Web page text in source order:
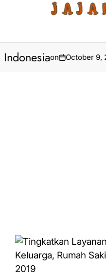
on October 9,